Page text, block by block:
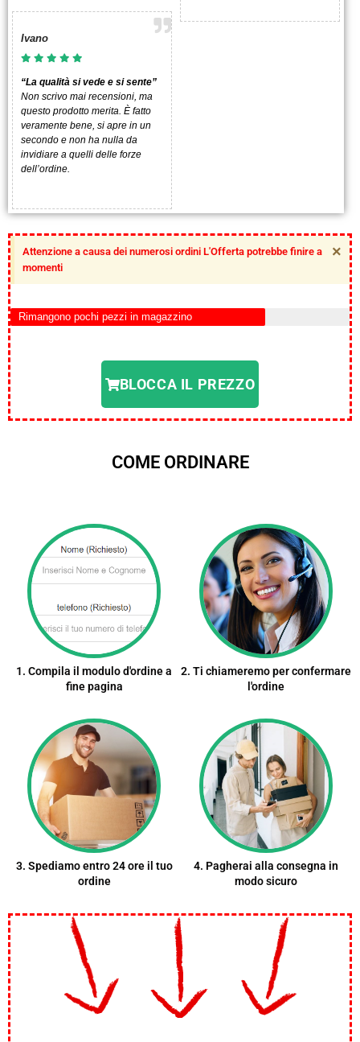
Ivano
“La qualità si vede e si sente”
Non scrivo mai recensioni, ma
questo prodotto merita. È fatto
veramente bene, si apre in un
secondo e non ha nulla da
invidiare a quelli delle forze
dell’ordine.
Attenzione a causa dei numerosi ordini L'Offerta potrebbe finire a
momenti
×
Rimangono pochi pezzi in magazzino
BLOCCA IL PREZZO
COME ORDINARE
1. Compila il modulo d'ordine a
fine pagina
2. Ti chiameremo per confermare
l'ordine
3. Spediamo entro 24 ore il tuo
ordine
4. Pagherai alla consegna in
modo sicuro